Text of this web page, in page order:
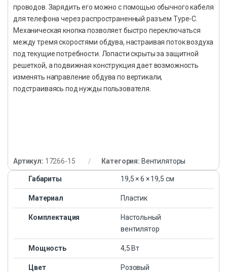
проводов. Зарядить его можно с помощью обычного кабеля
для телефона через распространенный разъем Type-С.
Механическая кнопка позволяет быстро переключаться
между тремя скоростями обдува, настраивая поток воздуха
под текущие потребности. Лопасти скрыты за защитной
решеткой, а подвижная конструкция дает возможность
изменять направление обдува по вертикали,
подстраиваясь под нужды пользователя.
Артикул: 17266-15 Категория: Вентиляторы
Габариты 19,5 × 6 × 19,5 см
Материал Пластик
Комплектация
Настольный
вентилятор
Мощность 4,5 Вт
Цвет Розовый